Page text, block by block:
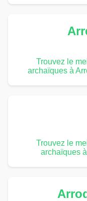
Trouvez le
archaïques à
Trouvez le
archaïques